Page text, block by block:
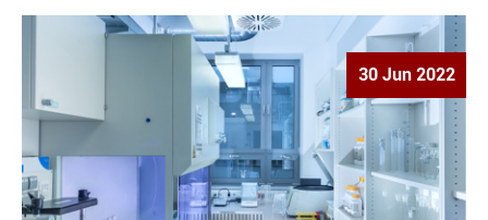
30 Jun 2022